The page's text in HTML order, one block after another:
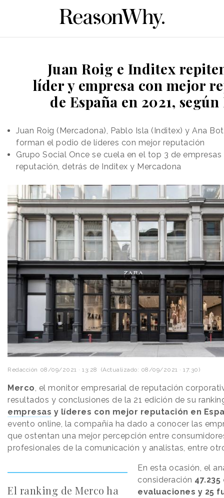
Juan Roig e Inditex
líder y empresa con mejor
de España en 2021,
Juan Roig (Mercadona), Pablo Isla (Inditex) y Ana
forman el podio de líderes con mejor reputación
Grupo Social Once se cuela en el top 3 de
reputación, detrás de Inditex y Mercadona
Redacción 08/09/2021 · 13:28 (Actualizado: 08/09/2021 · 17:30)
Merco, el monitor empresarial de reputación
resultados y conclusiones de la 21 edición de su
empresas y líderes con mejor reputación en
evento online, la compañía ha dado a conocer las
que ostentan una mejor percepción entre
profesionales de la comunicación y analistas, entre
El ranking de Merco ha
En esta ocasión, el
consideración
evaluaciones y 25